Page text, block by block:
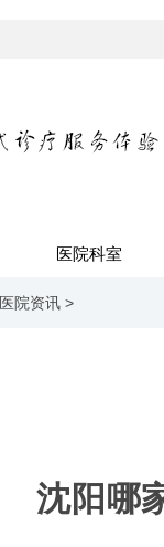
医院科室
医院资讯 >
沈阳哪